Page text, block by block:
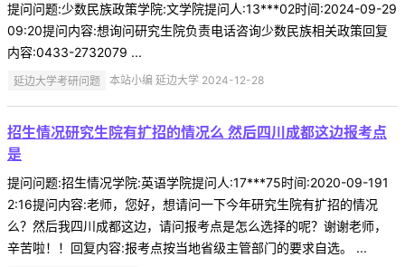
提问问题:少数民族政策学院:文学院提问人:13***02时间:2024-09-29
09:20提问内容:想询问研究生院负责电话咨询少数民族相关政策回复
内容:0433-2732079 ...
延边大学考研问题 本站小编 延边大学 2024-12-28
招生情况研究生院有扩招的情况么 然后四川成都这边报考点
是
提问问题:招生情况学院:英语学院提问人:17***75时间:2020-09-191
2:16提问内容:老师，您好，想请问一下今年研究生院有扩招的情况
么？然后我四川成都这边，请问报考点是怎么选择的呢？谢谢老师，
辛苦啦！！回复内容:报考点按当地省级主管部门的要求自选。 ...